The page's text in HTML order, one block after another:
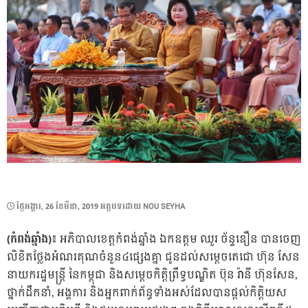
POSTED
ថ្ងៃ​អង្គារ, 26 ខែ​មីនា, 2019អត្ថបទដោយ NOU SEYHA
(កំពង់ឆ្នាំង)៖អភិបាលខេត្តកំពង់ឆ្នាំង ឯកឧត្តម ឈួរ ច័ន្ទឌឿន បានចេញ
លិខិតថ្លែងអំណរគុណចំនួន៤ផ្សេងគ្នា ជូនដល់សម្ដេចតេជោ ហ៊ុន សែន
នាយករដ្ឋមន្ដ្រី នៃកម្ពុជា និងសម្ដេចកិត្តិព្រឹទ្ធបណ្ឌិត ប៊ុន រ៉ានី ហ៊ុនសែន,
ថ្នាក់ដឹកនាំ, អង្គការ និងអ្នកពាក់ព័ន្ធទាំងអស់ដែលបានផ្ដល់កិត្តិយស